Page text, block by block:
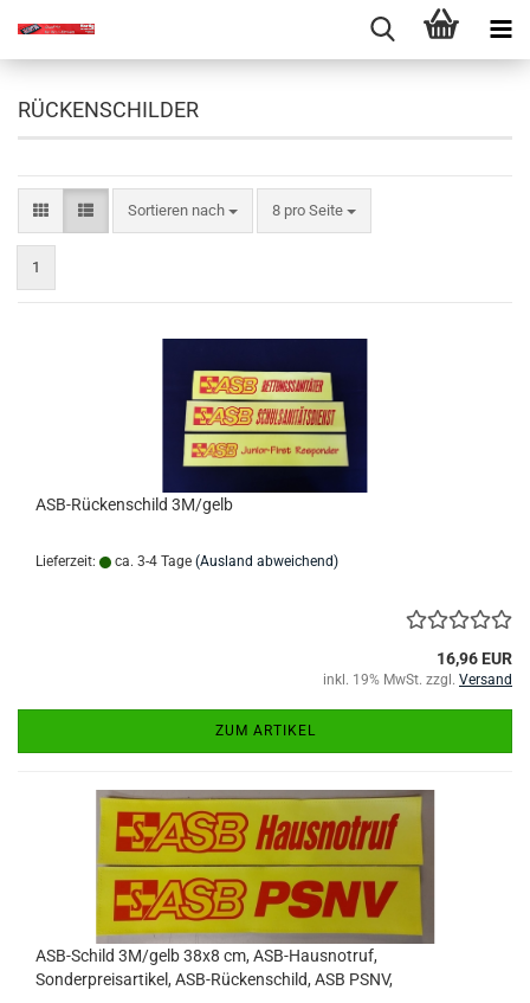
RÜCKENSCHILDER
Sortieren nach
Sortieren nach 8 pro Seite
pro Seite
1
ASB-Rückenschild 3M/gelb
Lieferzeit: ca. 3-4 Tage (Ausland abweichend)
16,96 EUR
inkl. 19% MwSt. zzgl. Versand
ZUM ARTIKEL
ASB-Schild 3M/gelb 38x8 cm, ASB-Hausnotruf,
Sonderpreisartikel, ASB-Rückenschild, ASB PSNV,